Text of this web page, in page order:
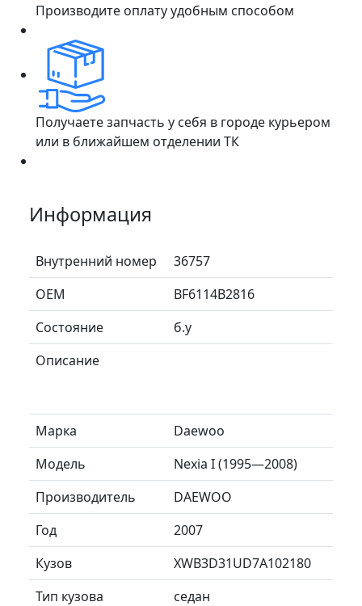
Производите оплату удобным способом
Получаете запчасть у себя в городе курьером
или в ближайшем отделении ТК
Информация
Внутренний номер
36757
ОЕМ
BF6114B2816
Состояние
б.у
Описание
Марка
Daewoo
Модель
Nexia I (1995—2008)
Производитель
DAEWOO
Год
2007
Кузов
XWB3D31UD7A102180
Тип кузова
седан